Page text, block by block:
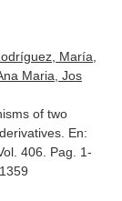
María,
Maria, Jos
of two
En:
406. Pag. 1-